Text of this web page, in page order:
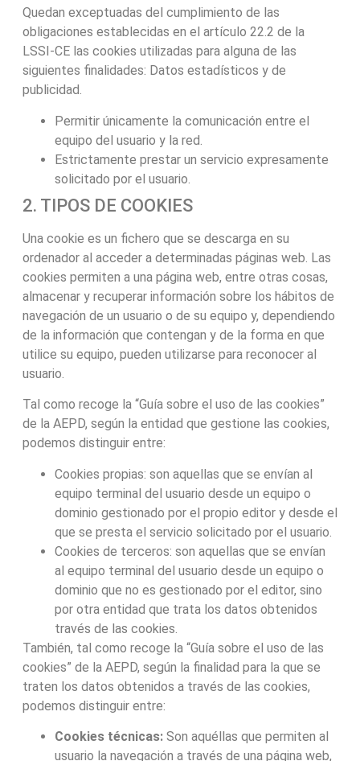
Quedan exceptuadas del cumplimiento de las
obligaciones establecidas en el artículo 22.2 de la
LSSI-CE las cookies utilizadas para alguna de las
siguientes finalidades: Datos estadísticos y de
publicidad.
Permitir únicamente la comunicación entre el
equipo del usuario y la red.
Estrictamente prestar un servicio expresamente
solicitado por el usuario.
2. TIPOS DE COOKIES
Una cookie es un fichero que se descarga en su
ordenador al acceder a determinadas páginas web. Las
cookies permiten a una página web, entre otras cosas,
almacenar y recuperar información sobre los hábitos de
navegación de un usuario o de su equipo y, dependiendo
de la información que contengan y de la forma en que
utilice su equipo, pueden utilizarse para reconocer al
usuario.
Tal como recoge la “Guía sobre el uso de las cookies”
de la AEPD, según la entidad que gestione las cookies,
podemos distinguir entre:
Cookies propias: son aquellas que se envían al
equipo terminal del usuario desde un equipo o
dominio gestionado por el propio editor y desde el
que se presta el servicio solicitado por el usuario.
Cookies de terceros: son aquellas que se envían
al equipo terminal del usuario desde un equipo o
dominio que no es gestionado por el editor, sino
por otra entidad que trata los datos obtenidos
través de las cookies.
También, tal como recoge la “Guía sobre el uso de las
cookies” de la AEPD, según la finalidad para la que se
traten los datos obtenidos a través de las cookies,
podemos distinguir entre:
Cookies técnicas:Son aquéllas que permiten al
usuario la navegación a través de una página web,